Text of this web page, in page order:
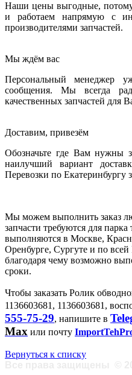
Наши цены выгодные,
и работаем напрямую с
производителями запчастей.
Мы ждём вас
Персональный менеджер
сообщения. Мы всегда
качественных запчастей для
Доставим, привезём
Обозначьте где Вам нужны
наилучший вариант
Перевозки по Екатеринбургу
Мы можем выполнить заказ
запчасти требуются для
выполняются в Москве,
Оренбурге, Сургуте и по
благодаря чему возможно
сроки.
Чтобы заказать Ролик
1136603681, 1136603681,
555-75-29, напишите в
Max или почту
Вернуться к списку